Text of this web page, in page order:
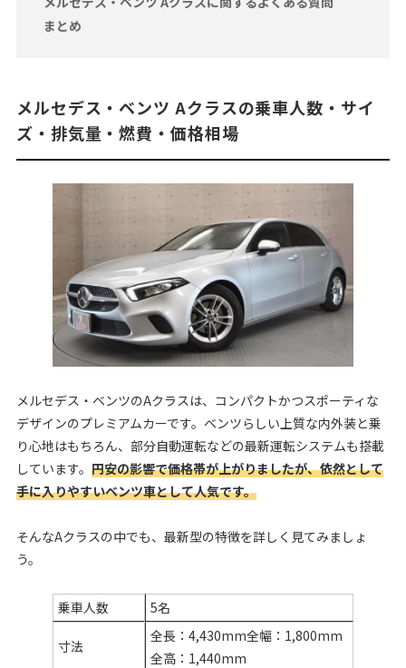
まとめ
メルセデス・ベンツ Aクラスの乗車人数・サイ
ズ・排気量・燃費・価格相場
メルセデス・ベンツのAクラスは、コンパクトかつスポーティな
デザインのプレミアムカーです。ベンツらしい上質な内外装と乗
り心地はもちろん、部分自動運転などの最新運転システムも搭載
しています。 円安の影響で価格帯が上がりましたが、依然として
手に入りやすいベンツ車として人気です。
そんなAクラスの中でも、最新型の特徴を詳しく見てみましょ
う。
乗車人数 5名
寸法
全長：4,430mm全幅：1,800mm
全高：1,440mm